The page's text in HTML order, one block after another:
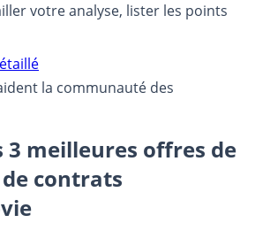
votre analyse, lister les points
la communauté des
3 meilleures offres de
contrats